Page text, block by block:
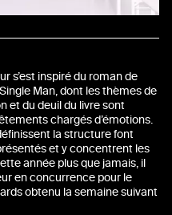
s’est inspiré du roman de
Man, dont les thèmes de
et du deuil du livre sont
chargés d’émotions.
la structure font
et y concentrent les
année plus que jamais, il
en concurrence pour le
obtenu la semaine suivant